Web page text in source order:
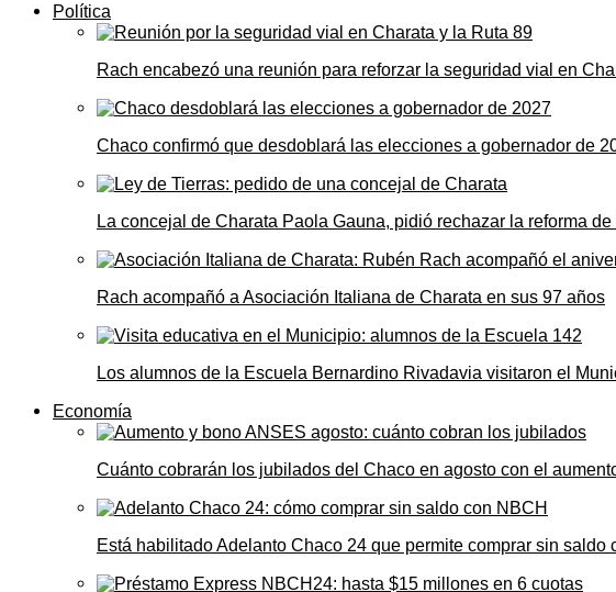
Política
Rach encabezó una reunión para reforzar la seguridad vial en
Chaco confirmó que desdoblará las elecciones a gobernador de
La concejal de Charata Paola Gauna, pidió rechazar la reforma
Rach acompañó a Asociación Italiana de Charata en sus 97 años
Los alumnos de la Escuela Bernardino Rivadavia visitaron el
Economía
Cuánto cobrarán los jubilados del Chaco en agosto con el
Está habilitado Adelanto Chaco 24 que permite comprar sin saldo